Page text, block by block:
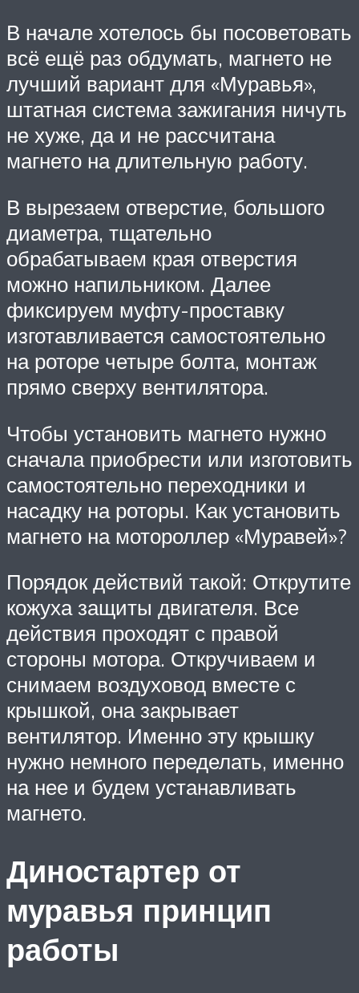
В начале хотелось бы посоветовать
всё ещё раз обдумать, магнето не
лучший вариант для «Муравья»,
штатная система зажигания ничуть
не хуже, да и не рассчитана
магнето на длительную работу.
В вырезаем отверстие, большого
диаметра, тщательно
обрабатываем края отверстия
можно напильником. Далее
фиксируем муфту-проставку
изготавливается самостоятельно
на роторе четыре болта, монтаж
прямо сверху вентилятора.
Чтобы установить магнето нужно
сначала приобрести или изготовить
самостоятельно переходники и
насадку на роторы. Как установить
магнето на мотороллер «Муравей»?
Порядок действий такой: Открутите
кожуха защиты двигателя. Все
действия проходят с правой
стороны мотора. Откручиваем и
снимаем воздуховод вместе с
крышкой, она закрывает
вентилятор. Именно эту крышку
нужно немного переделать, именно
на нее и будем устанавливать
магнето.
Диностартер от
муравья принцип
работы